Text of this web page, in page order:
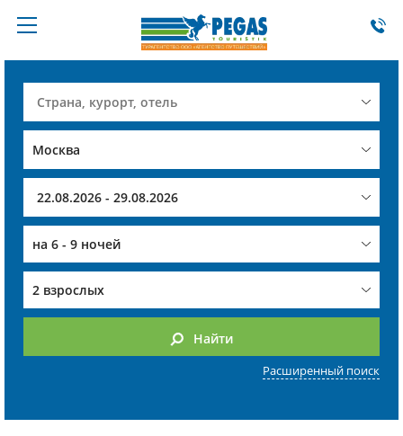
на 6 - 9 ночей
2 взрослых
Найти
Расширенный поиск